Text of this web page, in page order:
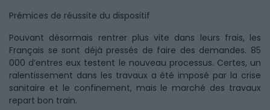
Prémices de réussite du dispositif
Pouvant désormais rentrer plus vite dans leurs frais, les
Français se sont déjà pressés de faire des demandes. 85
000 d’entres eux testent le nouveau processus. Certes, un
ralentissement dans les travaux a été imposé par la crise
sanitaire et le confinement, mais le marché des travaux
repart bon train.